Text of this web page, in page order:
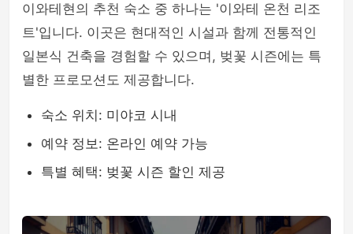
이와테현의 추천 숙소 중 하나는 '이와테 온천 리조
트'입니다. 이곳은 현대적인 시설과 함께 전통적인
일본식 건축을 경험할 수 있으며, 벚꽃 시즌에는 특
별한 프로모션도 제공합니다.
숙소 위치: 미야코 시내
예약 정보: 온라인 예약 가능
특별 혜택: 벚꽃 시즌 할인 제공